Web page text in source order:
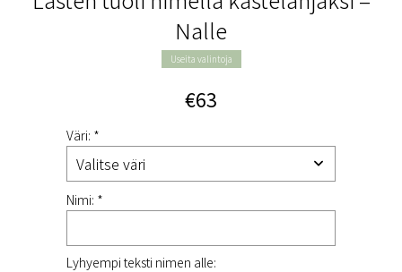
Nalle
Useita valintoja
€63
Väri: *
Nimi: *
Lyhyempi teksti nimen alle: